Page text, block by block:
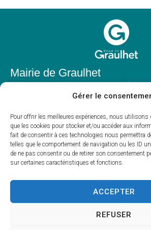
Gérer le
Pour offrir les meilleures expériences, nous utilisons
que les cookies pour stocker et/ou accéder aux
fait de consentir à ces technologies nous permettra
telles que le comportement de navigation ou les ID
de ne pas consentir ou de retirer son consentement
sur certaines caractéristiques et fonctions.
ACCEPTER
REFUSER
Mairie de Graulhet
81300 Graulhet
05 63 42 85
mairie@mairie-
Horaires d'ouverture
Du lundi au